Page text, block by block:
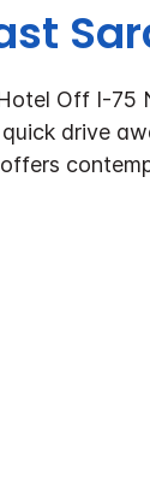
Off I-75
drive